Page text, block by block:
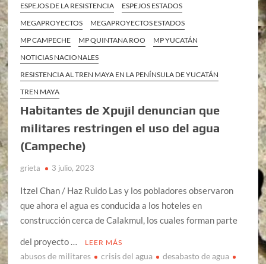
ESPEJOS DE LA RESISTENCIA
ESPEJOS ESTADOS
MEGAPROYECTOS
MEGAPROYECTOS ESTADOS
MP CAMPECHE
MP QUINTANA ROO
MP YUCATÁN
NOTICIAS NACIONALES
RESISTENCIA AL TREN MAYA EN LA PENÍNSULA DE YUCATÁN
TREN MAYA
Habitantes de Xpujil denuncian que
militares restringen el uso del agua
(Campeche)
grieta 3 julio, 2023
Itzel Chan / Haz Ruido Las y los pobladores observaron
que ahora el agua es conducida a los hoteles en
construcción cerca de Calakmul, los cuales forman parte
del proyecto …
LEER MÁS
abusos de militares crisis del agua
desabasto de agua